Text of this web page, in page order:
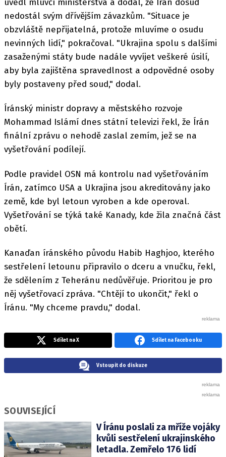
uvedl mluvčí ministerstva a dodal, že Írán dosud
nedostál svým dřívějším závazkům. "Situace je
obzvláště nepřijatelná, protože mluvíme o osudu
nevinných lidí," pokračoval. "Ukrajina spolu s dalšími
zasaženými státy bude nadále vyvíjet veškeré úsilí,
aby byla zajištěna spravedlnost a odpovědné osoby
byly postaveny před soud," dodal.
Íránský ministr dopravy a městského rozvoje
Mohammad Islámí dnes státní televizi řekl, že Írán
finální zprávu o nehodě zaslal zemím, jež se na
vyšetřování podílejí.
Podle pravidel OSN má kontrolu nad vyšetřováním
Írán, zatímco USA a Ukrajina jsou akreditovány jako
země, kde byl letoun vyroben a kde operoval.
Vyšetřování se týká také Kanady, kde žila značná část
obětí.
Kanaďan íránského původu Habib Haghjoo, kterého
sestřelení letounu připravilo o dceru a vnučku, řekl,
že sdělením z Teheránu nedůvěřuje. Prioritou je pro
něj vyšetřovací zpráva. "Chtějí to ukončit," řekl o
Íránu. "My chceme pravdu," dodal.
Sdílet na X Sdílet na Facebooku
Vstoupit do diskuze
SOUVISEJÍCÍ
V Íránu poslali za mříže vojáky
kvůli sestřelení ukrajinského
letadla. Zemřelo 176 lidí